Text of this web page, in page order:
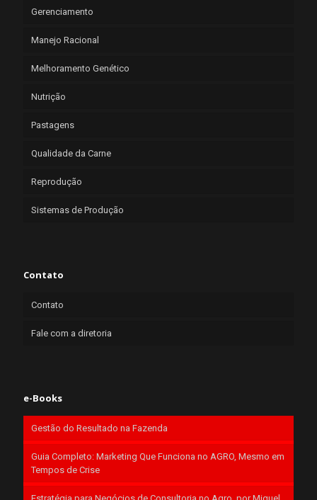
Gerenciamento
Manejo Racional
Melhoramento Genético
Nutrição
Pastagens
Qualidade da Carne
Reprodução
Sistemas de Produção
Contato
Contato
Fale com a diretoria
e-Books
Gestão do Resultado na Fazenda
Guia Completo: Marketing Que Funciona no AGRO, Mesmo em
Tempos de Crise